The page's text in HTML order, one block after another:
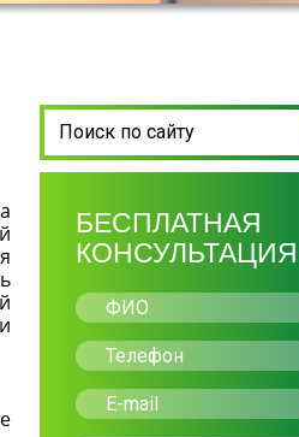
БЕСПЛАТНАЯ
КОНСУЛЬТАЦИЯ